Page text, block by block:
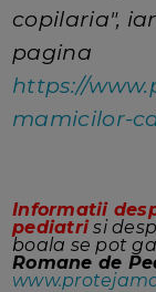
copilaria",
pagina
https://
mamicilor-
Informatii
pediatrisi
boala se pot
Romane de